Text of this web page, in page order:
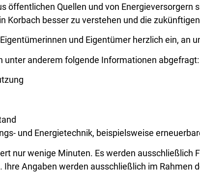
öffentlichen Quellen und von
Korbach besser zu verstehen und die
und Eigentümer herzlich ein, an
unter anderem folgende Informationen abgefragt:
und Energietechnik, beispielsweise
nur wenige Minuten. Es werden ausschließlich
Ihre Angaben werden ausschließlich im